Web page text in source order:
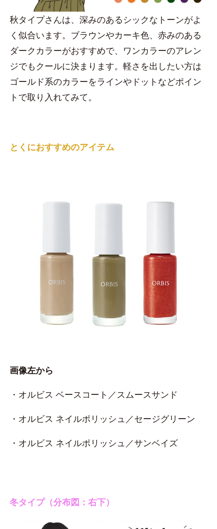
秋タイプさんは、深みのあるシックなトーンがよ
く似合います。ブラウンやカーキ色、赤みのある
ダークカラーがおすすめで、ワンカラーのアレン
ジでもクールに決まります。軽さを出したい方は
ゴールド系のカラーをラインやドットなどポイン
トで取り入れてみて。
とくにおすすめのアイテム
画像左から
・オルビス ベースコート／スムースサンド
・オルビス ネイルポリッシュ／セージグリーン
・オルビス ネイルポリッシュ／サンベイズ
冬タイプ（分布図：右下）